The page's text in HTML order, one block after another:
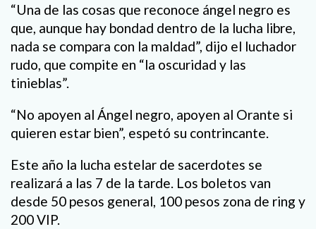
“Una de las cosas que reconoce ángel negro es
que, aunque hay bondad dentro de la lucha libre,
nada se compara con la maldad”, dijo el luchador
rudo, que compite en “la oscuridad y las
tinieblas”.
“No apoyen al Ángel negro, apoyen al Orante si
quieren estar bien”, espetó su contrincante.
Este año la lucha estelar de sacerdotes se
realizará a las 7 de la tarde. Los boletos van
desde 50 pesos general, 100 pesos zona de ring y
200 VIP.